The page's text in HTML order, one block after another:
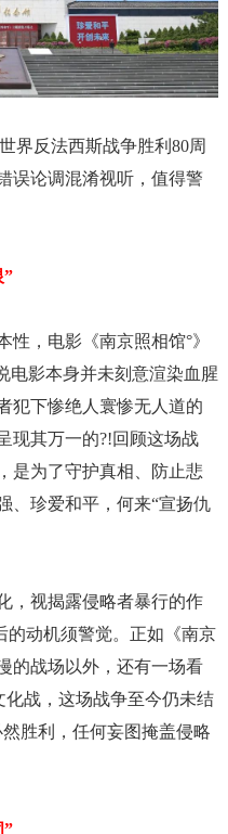
界反法西斯战争胜利 80周
误论调混淆视听，值得警
”
性，电影《南京照相馆°》
电影本身并未刻意渲染血腥
犯下惨绝人寰惨无人道的
现其万一的?!回顾这场战
是为了守护真相、防止悲
、珍爱和平，何来“宣扬仇
，视揭露侵略者暴行的作
的动机须警觉。正如《南京
的战场以外，还有一场看
战，这场战争至今仍未结
胜利，任何妄图掩盖侵略
”